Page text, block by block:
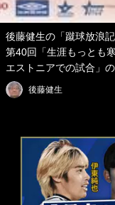
後藤健生の「蹴球放浪
第40回「生涯もっとも
エストニアでの試合」
後藤健生